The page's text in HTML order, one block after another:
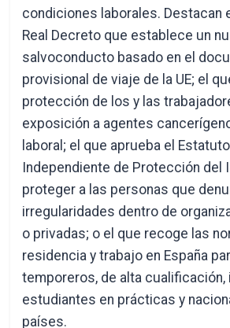
condiciones laborales. Destacan
Real Decreto que establece un
salvoconducto basado en el
provisional de viaje de la UE; el
protección de los y las
exposición a agentes
laboral; el que aprueba el
Independiente de Protección del
proteger a las personas que
irregularidades dentro de
o privadas; o el que recoge las
residencia y trabajo en España
temporeros, de alta
estudiantes en prácticas y
países.